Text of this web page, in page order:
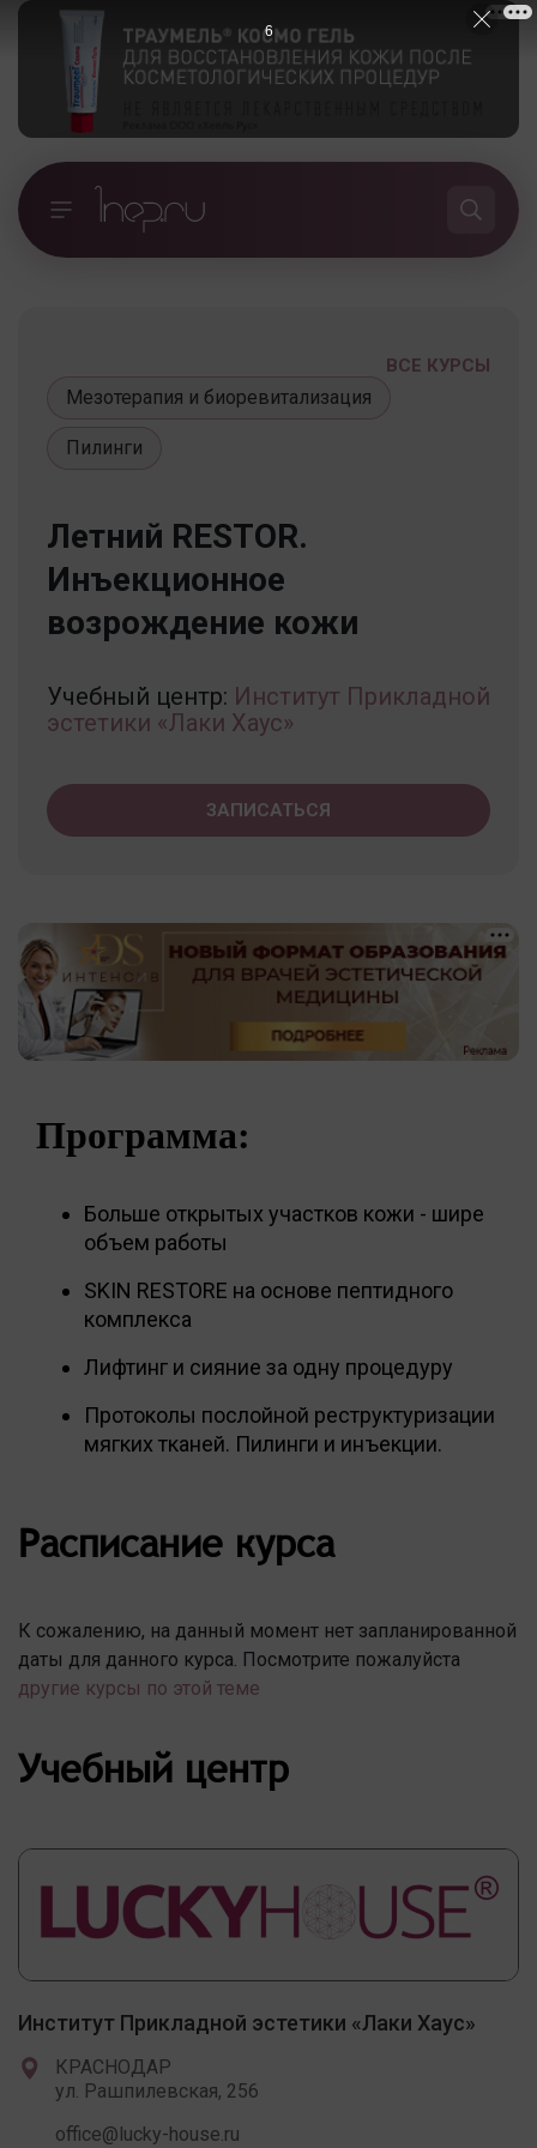
ВСЕ КУРСЫ
Мезотерапия и биоревитализация
Пилинги
Летний RESTOR.
Инъекционное
возрождение кожи
Учебный центр: Институт Прикладной
эстетики «Лаки Хаус»
ЗАПИСАТЬСЯ
Программа:
Больше открытых участков кожи - шире
объем работы
SKIN RESTORE на основе пептидного
комплекса
Лифтинг и сияние за одну процедуру
Протоколы послойной реструктуризации
мягких тканей. Пилинги и инъекции.
Расписание курса
К сожалению, на данный момент нет запланированной
даты для данного курса. Посмотрите пожалуйста
другие курсы по этой теме
Учебный центр
Институт Прикладной эстетики «Лаки Хаус»
КРАСНОДАР
ул. Рашпилевская, 256
office@lucky-house.ru
5